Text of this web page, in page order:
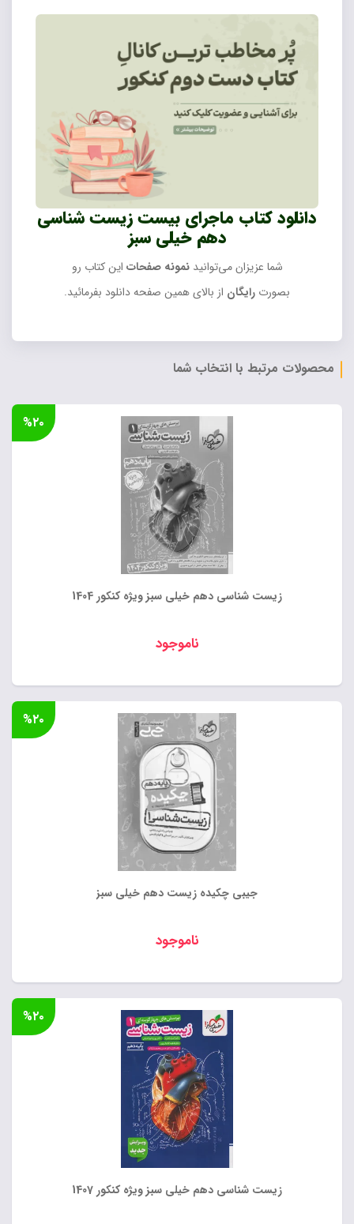
دانلود کتاب ماجرای بیست زیست شناسی
دهم خیلی سبز
شما عزیزان می‌توانیدنمونه صفحات این کتاب رو
بصورت رایگان از بالای همین صفحه دانلود بفرمائید.
محصولات مرتبط با انتخاب شما
زیست شناسی دهم خیلی سبز ویژه کنکور 1404
ناموجود
%۲۰
جیبی چکیده زیست دهم خیلی سبز
ناموجود
%۲۰
زیست شناسی دهم خیلی سبز ویژه کنکور 1407
%۲۰